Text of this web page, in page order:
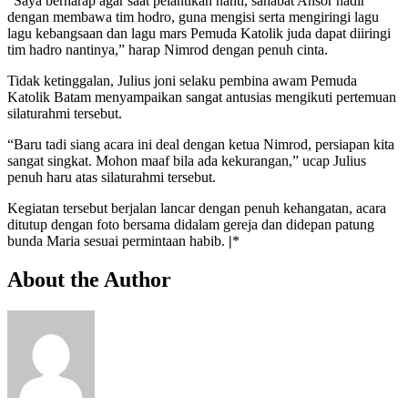
dengan membawa tim hodro, guna mengisi serta mengiringi lagu
lagu kebangsaan dan lagu mars Pemuda Katolik juda dapat diiringi
tim hadro nantinya,” harap Nimrod dengan penuh cinta.
Tidak ketinggalan, Julius joni selaku pembina awam Pemuda
Katolik Batam menyampaikan sangat antusias mengikuti pertemuan
silaturahmi tersebut.
“Baru tadi siang acara ini deal dengan ketua Nimrod, persiapan kita
sangat singkat. Mohon maaf bila ada kekurangan,” ucap Julius
penuh haru atas silaturahmi tersebut.
Kegiatan tersebut berjalan lancar dengan penuh kehangatan, acara
ditutup dengan foto bersama didalam gereja dan didepan patung
bunda Maria sesuai permintaan habib. |*
About the Author